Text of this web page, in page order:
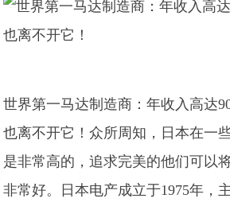
世界第一马达制造商：年收入高达
也离不开它！众所周知，日本在一
是非常高的，追求完美的他们可以
非常好。日本电产成立于1975年，